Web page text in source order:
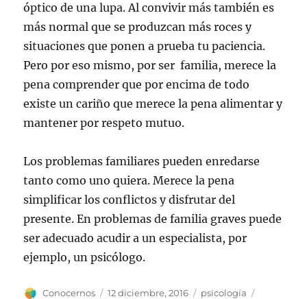
óptico de una lupa. Al convivir más también es
más normal que se produzcan más roces y
situaciones que ponen a prueba tu paciencia.
Pero por eso mismo, por ser familia, merece la
pena comprender que por encima de todo
existe un cariño que merece la pena alimentar y
mantener por respeto mutuo.
Los problemas familiares pueden enredarse
tanto como uno quiera. Merece la pena
simplificar los conflictos y disfrutar del
presente. En problemas de familia graves puede
ser adecuado acudir a un especialista, por
ejemplo, un psicólogo.
Autor
Conocernos
Publicado
12 diciembre, 2016 Categorías
psicología